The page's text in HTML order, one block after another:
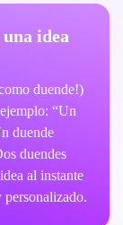
idea
duende!)
“Un
duende
duendes
al instante